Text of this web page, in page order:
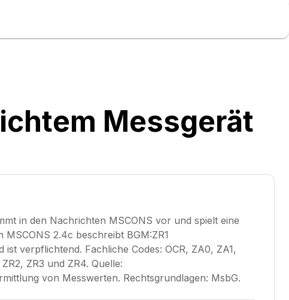
Messgerät
in den Nachrichten MSCONS vor und spielt eine
2.4c beschreibt BGM:ZR1
verpflichtend. Fachliche Codes: OCR, ZA0, ZA1,
ZR3 und ZR4. Quelle:
von Messwerten. Rechtsgrundlagen: MsbG.